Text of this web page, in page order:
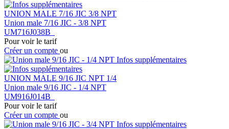
UNION MALE 7/16 JIC 3/8 NPT
Union male 7/16 JIC - 3/8 NPT
UM716J038B
Pour voir le tarif
Créer un compte ou
Infos supplémentaires
UNION MALE 9/16 JIC NPT 1/4
Union male 9/16 JIC - 1/4 NPT
UM916J014B
Pour voir le tarif
Créer un compte ou
Infos supplémentaires